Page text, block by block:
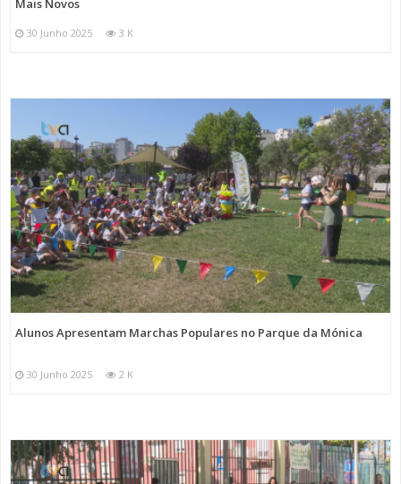
Mais Novos
30 Junho 2025 3 K
Alunos Apresentam Marchas Populares no Parque da Mónica
30 Junho 2025 2 K